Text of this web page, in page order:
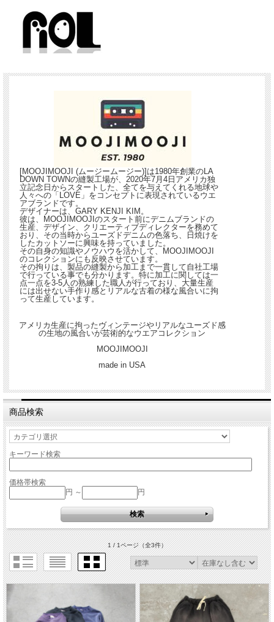
[MOOJIMOOJI (ムージームージー)]は1980年創業のLA
DOWN TOWNの縫製工場が、2020年7月4日アメリカ独
立記念日からスタートした、全てを与えてくれる地球や
人々への「LOVE」をコンセプトに表現されているウエ
アブランドです。
デザイナーは、GARY KENJI KIM。
彼は、MOOJIMOOJIのスタート前にデニムブランドの
生産、デザイン、クリエーティブディレクターを務めて
おり、その当時からユーズドデニムの色落ち、日焼けを
したカットソーに興味を持っていました。
その自身の知識やノウハウを活かして、MOOJIMOOJI
のコレクションにも反映させています。
その拘りは、製品の縫製から加工まで一貫して自社工場
で行っている事でも分かります。特に加工に関しては一
点一点を3-5人の熟練した職人が行っており、大量生産
には出せない手作り感とリアルな古着の様な風合いに拘
って生産しています。
アメリカ生産に拘ったヴィンテージやリアルなユーズド感
の生地の風合いが芸術的なウエアコレクション
MOOJIMOOJI
made in USA
商品検索
キーワード検索
価格帯検索
円 ～
円
1 / 1ページ（全3件）